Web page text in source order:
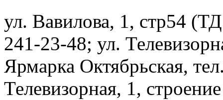
ул. Вавилова, 1, стр54
241-23-48; ул.
Ярмарка Октябрьская,
Телевизорная, 1,